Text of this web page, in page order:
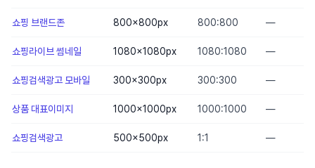
쇼핑 브랜드존 800×800px 800:800 —
쇼핑라이브 썸네일 1080×1080px 1080:1080 —
쇼핑검색광고 모바일 300×300px 300:300 —
상품 대표이미지 1000×1000px 1000:1000 —
쇼핑검색광고 500×500px 1:1 —